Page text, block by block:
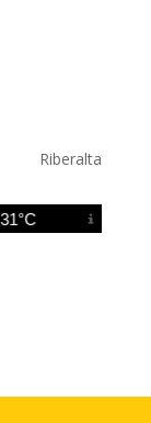
Riberalta
10 ago